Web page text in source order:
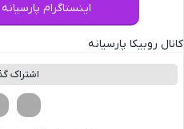
اینستاگرام پارسیانه
کانال روبیکا پارسیانه
اشتراک